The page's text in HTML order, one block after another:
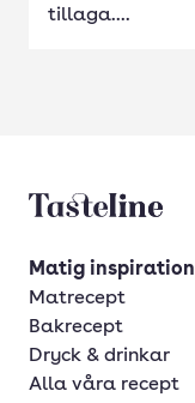
tillaga....
Tasteline startsida
Matig inspiration
Matrecept
Bakrecept
Dryck & drinkar
Alla våra recept